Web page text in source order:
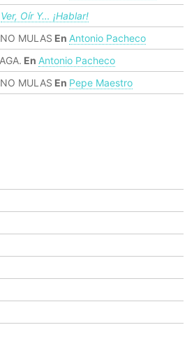
Ver, Oír Y… ¡hablar!
MULAS En Antonio Pacheco
En Antonio Pacheco
MULAS En Pepe Maestro